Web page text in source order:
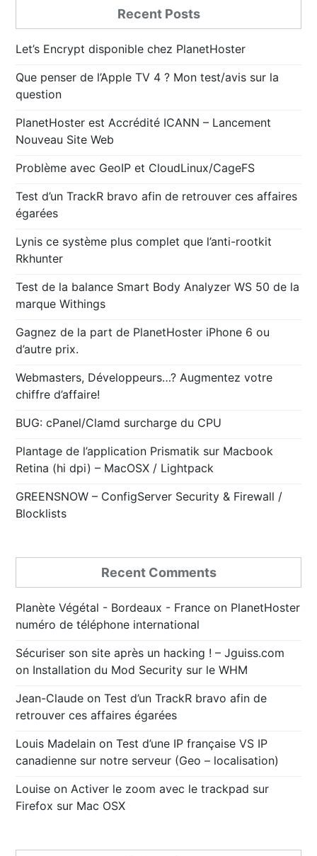
Recent Posts
Let’s Encrypt disponible chez PlanetHoster
Que penser de l’Apple TV 4 ? Mon test/avis sur la
question
PlanetHoster est Accrédité ICANN – Lancement
Nouveau Site Web
Problème avec GeoIP et CloudLinux/CageFS
Test d’un TrackR bravo afin de retrouver ces affaires
égarées
Lynis ce système plus complet que l’anti-rootkit
Rkhunter
Test de la balance Smart Body Analyzer WS 50 de la
marque Withings
Gagnez de la part de PlanetHoster iPhone 6 ou
d’autre prix.
Webmasters, Développeurs…? Augmentez votre
chiffre d’affaire!
BUG: cPanel/Clamd surcharge du CPU
Plantage de l’application Prismatik sur Macbook
Retina (hi dpi) – MacOSX / Lightpack
GREENSNOW – ConfigServer Security & Firewall /
Blocklists
Recent Comments
Planète Végétal - Bordeaux - France on PlanetHoster
numéro de téléphone international
Sécuriser son site après un hacking ! – Jguiss.com
on Installation du Mod Security sur le WHM
Jean-Claude onTest d’un TrackR bravo afin de
retrouver ces affaires égarées
Louis Madelain onTest d’une IP française VS IP
canadienne sur notre serveur (Geo – localisation)
Louise on Activer le zoom avec le trackpad sur
Firefox sur Mac OSX